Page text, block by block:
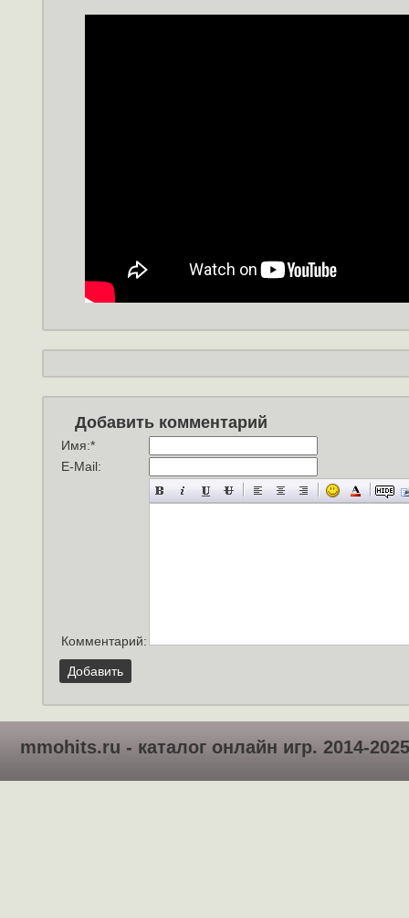
Добавить комментарий
Имя:*
E-Mail:
Комментарий:
Добавить
mmohits.ru - каталог онлайн игр. 2014-2025